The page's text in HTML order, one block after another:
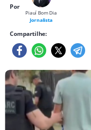
Por
Piauí Bom Dia
Jornalista
Compartilhe: